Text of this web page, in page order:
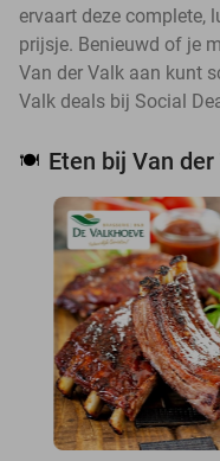
ervaart deze complete,
prijsje. Benieuwd of je
Van der Valk aan kunt
Valk deals bij Social
🍽️ Eten bij Van